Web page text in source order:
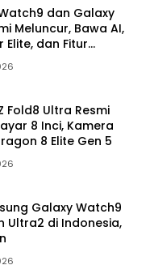
dan Galaxy
Meluncur, Bawa AI,
dan Fitur
Fold8 Ultra Resmi
8 Inci, Kamera
8 Elite Gen 5
Galaxy Watch9
Ultra2 di Indonesia,